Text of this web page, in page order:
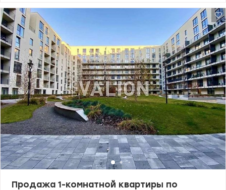
садик. А также мини маркеты, кафе, аптеки, салоны красоты,
ветклиника. Рядом набережная Днепра, до метро Почтовая и
Контрактовая площади 10 минут автомобилем. 044 200 10 80
valion.ua/1089433
Продажа 1-комнатной квартиры по